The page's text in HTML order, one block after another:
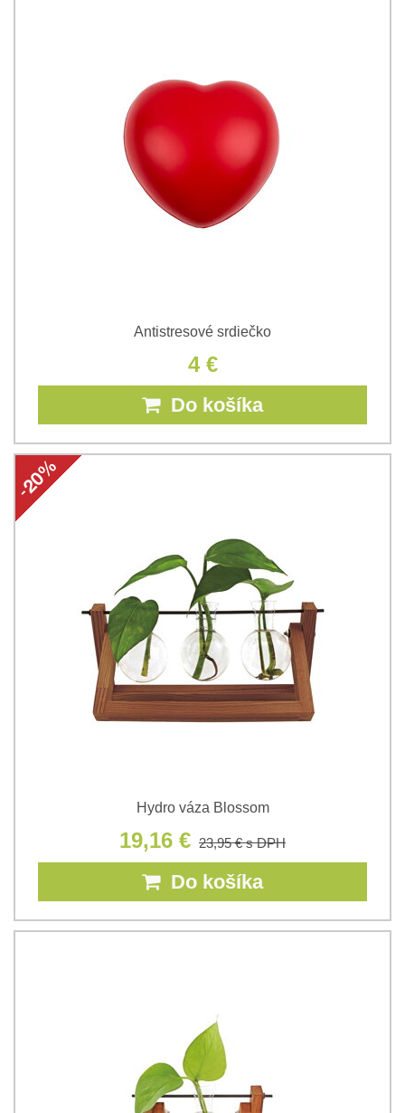
Antistresové srdiečko
4 €
Do košíka
Hydro váza Blossom
19,16 € 23,95 €s DPH
Do košíka